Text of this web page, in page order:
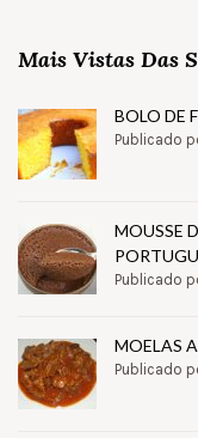
Mais Vistas Das
BOLO DE
Publicado
MOUSSE
Publicado
MOELAS
Publicado